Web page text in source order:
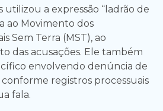
utilizou a expressão “ladrão de
ao Movimento dos
Sem Terra (MST), ao
das acusações. Ele também
envolvendo denúncia de
registros processuais
fala.